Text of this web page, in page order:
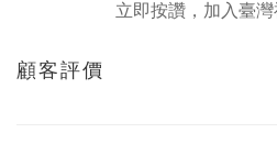
立即按讚，加入臺
顧客評價